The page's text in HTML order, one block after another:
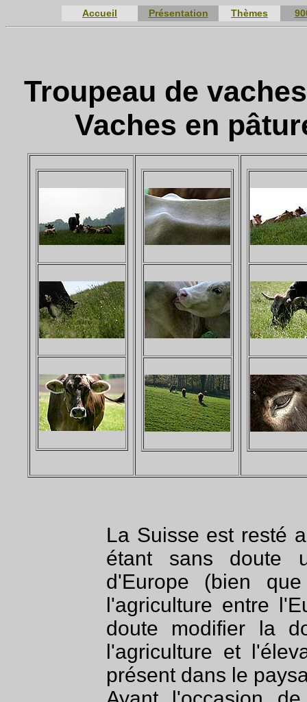
Accueil Présentation Thèmes
Troupeau de
Vaches en
La Suisse est resté
étant sans doute
d'Europe (bien
l'agriculture entre
doute modifier la
l'agriculture et
présent dans le